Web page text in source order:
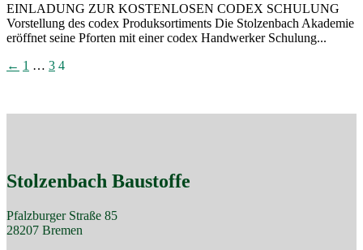
EINLADUNG ZUR KOSTENLOSEN CODEX SCHULUNG
Vorstellung des codex Produksortiments Die Stolzenbach Akademie
eröffnet seine Pforten mit einer codex Handwerker Schulung...
Seitennummerierung
Beiträge
← 1 … 3 4
Stolzenbach Baustoffe
Pfalzburger Straße 85
28207 Bremen